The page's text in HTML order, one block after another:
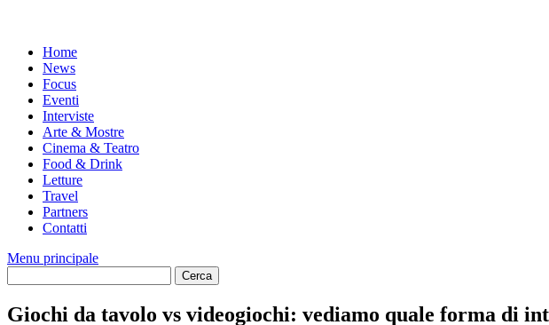
Home
News
Focus
Eventi
Interviste
Arte & Mostre
Cinema & Teatro
Food & Drink
Letture
Travel
Partners
Contatti
Menu principale
Giochi da tavolo vs videogiochi: vediamo quale forma di